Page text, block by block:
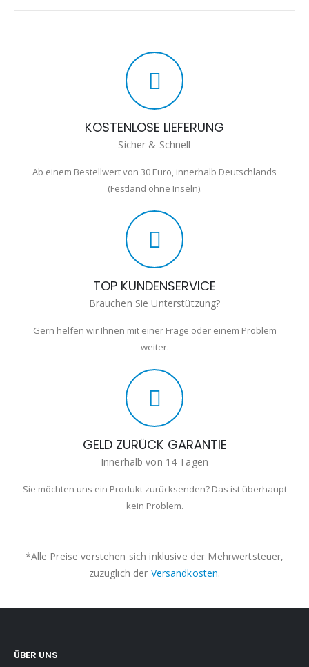
KOSTENLOSE LIEFERUNG
Sicher & Schnell
Ab einem Bestellwert von 30 Euro, innerhalb Deutschlands
(Festland ohne Inseln).
TOP KUNDENSERVICE
Brauchen Sie Unterstützung?
Gern helfen wir Ihnen mit einer Frage oder einem Problem
weiter.
GELD ZURÜCK GARANTIE
Innerhalb von 14 Tagen
Sie möchten uns ein Produkt zurücksenden? Das ist überhaupt
kein Problem.
*Alle Preise verstehen sich inklusive der Mehrwertsteuer,
zuzüglich der Versandkosten.
ÜBER UNS